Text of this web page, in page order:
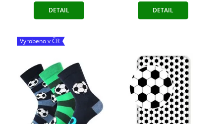
DETAIL DETAIL
Vyrobeno v ČR